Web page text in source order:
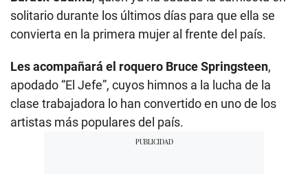
solitario durante los últimos días para que ella se
convierta en la primera mujer al frente del país.
Les acompañará el roquero Bruce Springsteen,
apodado “El Jefe”, cuyos himnos a la lucha de la
clase trabajadora lo han convertido en uno de los
artistas más populares del país.